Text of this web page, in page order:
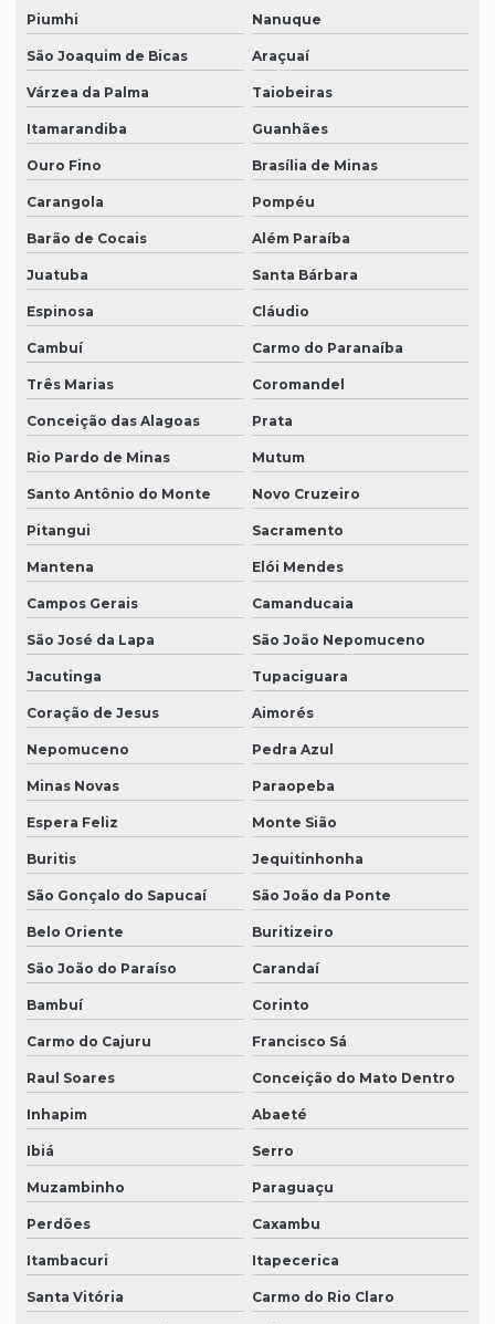
Piumhi Nanuque
São Joaquim de Bicas Araçuaí
Várzea da Palma Taiobeiras
Itamarandiba Guanhães
Ouro Fino Brasília de Minas
Carangola Pompéu
Barão de Cocais Além Paraíba
Juatuba Santa Bárbara
Espinosa Cláudio
Cambuí Carmo do Paranaíba
Três Marias Coromandel
Conceição das Alagoas Prata
Rio Pardo de Minas Mutum
Santo Antônio do Monte Novo Cruzeiro
Pitangui Sacramento
Mantena Elói Mendes
Campos Gerais Camanducaia
São José da Lapa São João Nepomuceno
Jacutinga Tupaciguara
Coração de Jesus Aimorés
Nepomuceno Pedra Azul
Minas Novas Paraopeba
Espera Feliz Monte Sião
Buritis Jequitinhonha
São Gonçalo do Sapucaí São João da Ponte
Belo Oriente Buritizeiro
São João do Paraíso Carandaí
Bambuí Corinto
Carmo do Cajuru Francisco Sá
Raul Soares Conceição do Mato Dentro
Inhapim Abaeté
Ibiá Serro
Muzambinho Paraguaçu
Perdões Caxambu
Itambacuri Itapecerica
Santa Vitória Carmo do Rio Claro